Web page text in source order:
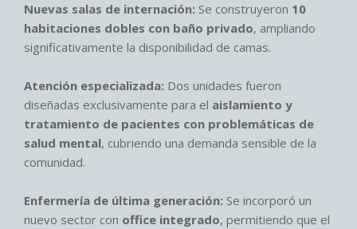
Nuevas salas de internación: Se construyeron 10
habitaciones dobles con baño privado, ampliando
significativamente la disponibilidad de camas.
Atención especializada: Dos unidades fueron
diseñadas exclusivamente para el aislamiento y
tratamiento de pacientes con problemáticas de
salud mental, cubriendo una demanda sensible de la
comunidad.
Enfermería de última generación: Se incorporó un
nuevo sector con office integrado, permitiendo que el